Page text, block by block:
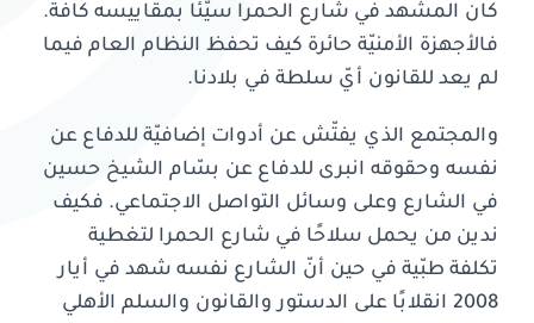
كان المشهد في شارع الحمرا سيّئًا بمقاييسه كافة.
فالأجهزة الأمنيّة حائرة كيف تحفظ النظام العام فيما
لم يعد للقانون أيّ سلطة في بلادنا.
والمجتمع الذي يفتّش عن أدوات إضافيّة للدفاع عن
نفسه وحقوقه انبرى للدفاع عن بسّام الشيخ حسين
في الشارع وعلى وسائل التواصل الاجتماعي. فكيف
ندين من يحمل سلاحًا في شارع الحمرا لتغطية
تكلفة طبّية في حين أنّ الشارع نفسه شهد في أيار
2008 انقلابًا على الدستور والقانون والسلم الأهلي